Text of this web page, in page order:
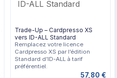
Trade-Up – Cardpresso XS
vers ID-ALL Standard
Remplacez votre licence
Cardpresso XS par l’édition
Standard d’ID-ALL à tarif
préférentiel.
57,80 €